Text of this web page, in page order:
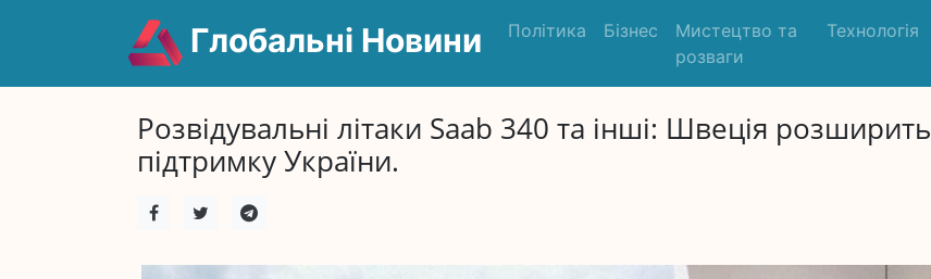
Глобальні Новини Політика Бізнес
Мистецтво та
розваги
Технологія
Розвідувальні літаки Saab 340 та інші: Швеція розширить
підтримку України.